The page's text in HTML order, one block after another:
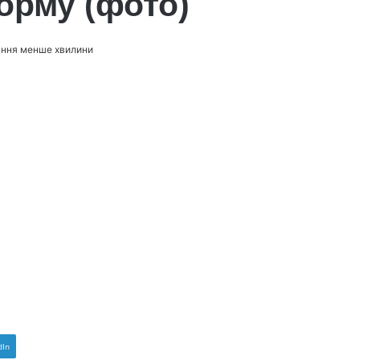
менше хвилини